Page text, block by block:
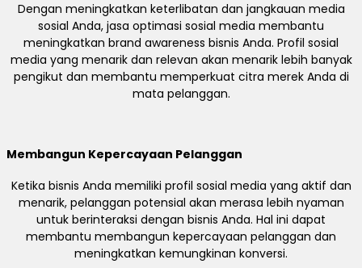
Dengan meningkatkan keterlibatan dan jangkauan media
sosial Anda, jasa optimasi sosial media membantu
meningkatkan brand awareness bisnis Anda. Profil sosial
media yang menarik dan relevan akan menarik lebih banyak
pengikut dan membantu memperkuat citra merek Anda di
mata pelanggan.
Membangun Kepercayaan Pelanggan
Ketika bisnis Anda memiliki profil sosial media yang aktif dan
menarik, pelanggan potensial akan merasa lebih nyaman
untuk berinteraksi dengan bisnis Anda. Hal ini dapat
membantu membangun kepercayaan pelanggan dan
meningkatkan kemungkinan konversi.